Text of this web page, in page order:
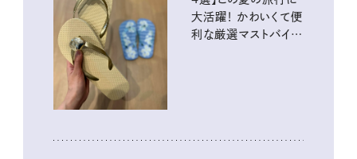
大活躍！ かわいくて便
利な厳選マストバイア